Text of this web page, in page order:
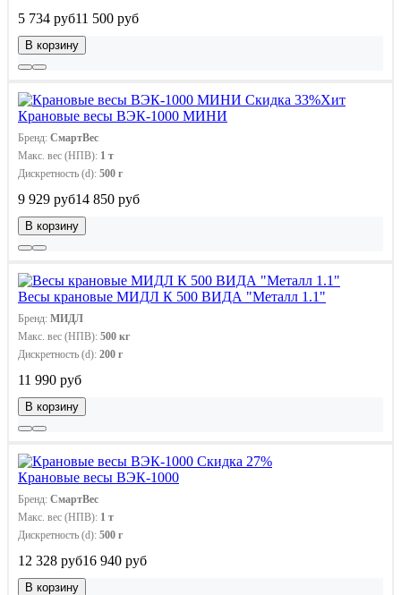
5 734 руб11 500 руб
В корзину
Скидка 33%Хит
Крановые весы ВЭК-1000 МИНИ
Бренд: СмартВес
Макс. вес (НПВ): 1 т
Дискретность (d): 500 г
9 929 руб14 850 руб
В корзину
Весы крановые МИДЛ К 500 ВИДА "Металл 1.1"
Бренд: МИДЛ
Макс. вес (НПВ): 500 кг
Дискретность (d): 200 г
11 990 руб
В корзину
Скидка 27%
Крановые весы ВЭК-1000
Бренд: СмартВес
Макс. вес (НПВ): 1 т
Дискретность (d): 500 г
12 328 руб16 940 руб
В корзину